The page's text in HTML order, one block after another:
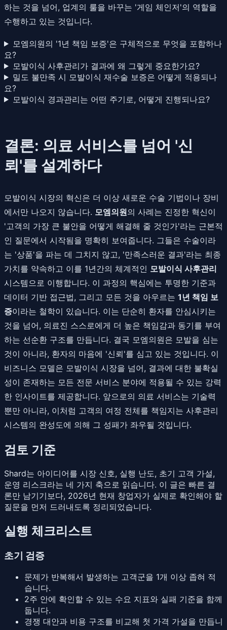
하는 것을 넘어, 업계의 룰을 바꾸는 '게임 체인저'의 역할을
수행하고 있는 것입니다.
모엠의원의 '1년 책임 보증'은 구체적으로 무엇을 포함하나
요?
모발이식 사후관리가 결과에 왜 그렇게 중요한가요?
밀도 불만족 시 모발이식 재수술 보증은 어떻게 적용되나
요?
모발이식 경과관리는 어떤 주기로, 어떻게 진행되나요?
결론: 의료 서비스를 넘어 '신
뢰'를 설계하다
모발이식 시장의 혁신은 더 이상 새로운 수술 기법이나 장비
에서만 나오지 않습니다. 모엠의원의 사례는 진정한 혁신이
'고객의 가장 큰 불안을 어떻게 해결해 줄 것인가'라는 근본적
인 질문에서 시작됨을 명확히 보여줍니다. 그들은 수술이라
는 '상품'을 파는 데 그치지 않고, '만족스러운 결과'라는 최종
가치를 약속하고 이를 1년간의 체계적인 모발이식 사후관리
시스템으로 이행합니다. 이 과정의 핵심에는 투명한 기준과
데이터 기반 접근법, 그리고 모든 것을 아우르는 1년 책임 보
증이라는 철학이 있습니다. 이는 단순히 환자를 안심시키는
것을 넘어, 의료진 스스로에게 더 높은 책임감과 동기를 부여
하는 선순환 구조를 만듭니다. 결국 모엠의원은 모발을 심는
것이 아니라, 환자의 마음에 '신뢰'를 심고 있는 것입니다. 이
비즈니스 모델은 모발이식 시장을 넘어, 결과에 대한 불확실
성이 존재하는 모든 전문 서비스 분야에 적용될 수 있는 강력
한 인사이트를 제공합니다. 앞으로의 의료 서비스는 기술력
뿐만 아니라, 이처럼 고객의 여정 전체를 책임지는 사후관리
시스템의 완성도에 의해 그 성패가 좌우될 것입니다.
검토 기준
Shard는 아이디어를 시장 신호, 실행 난도, 초기 고객 가설,
운영 리스크라는 네 가지 축으로 읽습니다. 이 글은 빠른 결
론만 남기기보다, 2026년 현재 창업자가 실제로 확인해야 할
질문을 먼저 드러내도록 정리되었습니다.
실행 체크리스트
초기 검증
문제가 반복해서 발생하는 고객군을 1개 이상 좁혀 적
습니다.
2주 안에 확인할 수 있는 수요 지표와 실패 기준을 함께
둡니다.
경쟁 대안과 비용 구조를 비교해 첫 가격 가설을 만듭니